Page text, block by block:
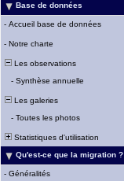
Base de données
- Accueil base de données
- Notre charte
Les observations
- Synthèse annuelle
Les galeries
- Toutes les photos
Statistiques d'utilisation
Qu'est-ce que la migration ?
- Généralités